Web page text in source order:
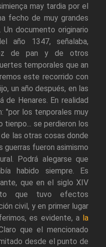
may tardia por el
fecho de muy grandes
documento originario
año 1347, señalaba,
de pan y de otros
temporales que an
este recorrido con
un año después, en las
de Henares. En realidad
"por los tenporales muy
se perdieron los
las otras cosas donde
guerras fueron asimismo
Podrá alegarse que
habido siempre. Es
que en el siglo XIV
que tuvo efectos
civil, y en primer lugar
es evidente, a la
que el mencionado
desde el punto de